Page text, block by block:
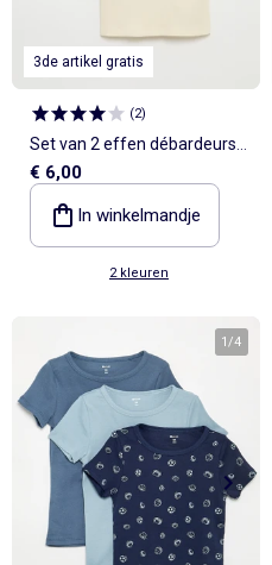
3de artikel gratis
(2)
Set van 2 effen débardeurs
van ribstof
€ 6,00
In winkelmandje
2 kleuren
1/4